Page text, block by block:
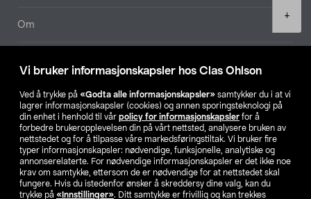
Vi bruker informasjonskapsler hos Clas Ohlson
Ved å trykke på «Godta alle informasjonskapsler» samtykker du i at vi
lagrer informasjonskapsler (cookies) og annen sporingsteknologi på
din enhet i henhold til vår policy for informasjonskapsler for å
forbedre brukeropplevelsen din på vårt nettsted, analysere bruken av
nettstedet og for å tilpasse våre markedsføringstiltak. Vi bruker fire
typer informasjonskapsler: nødvendige, funksjonelle, analytiske og
annonserelaterte. For nødvendige informasjonskapsler er det ikke noe
krav om samtykke, ettersom de er nødvendige for at nettstedet skal
fungere. Hvis du istedenfor ønsker å skreddersy dine valg, kan du
trykke på «Innstillinger». Ditt samtykke er frivillig og kan trekkes
+
Om
Våre selskaper
Finn din butikk
SE NO FI